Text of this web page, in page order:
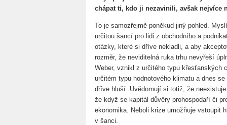
chápat ti, kdo ji nezavinili, avšak nejvíce
To je samozřejmě poněkud jiný pohled.
určitou šancí pro lidi z obchodního a
otázky, které si dříve nekladli, a aby
rozměr, že neviditelná ruka trhu nevyřeší
Weber, vznikl z určitého typu
určitém typu hodnotového klimatu a dnes
dříve hluší. Uvědomují si totiž, že
že když se kapitál důvěry prohospodaří či
ekonomika. Neboli krize umožňuje vstoupit
v šanci.